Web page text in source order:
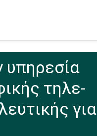
τηλε-
για